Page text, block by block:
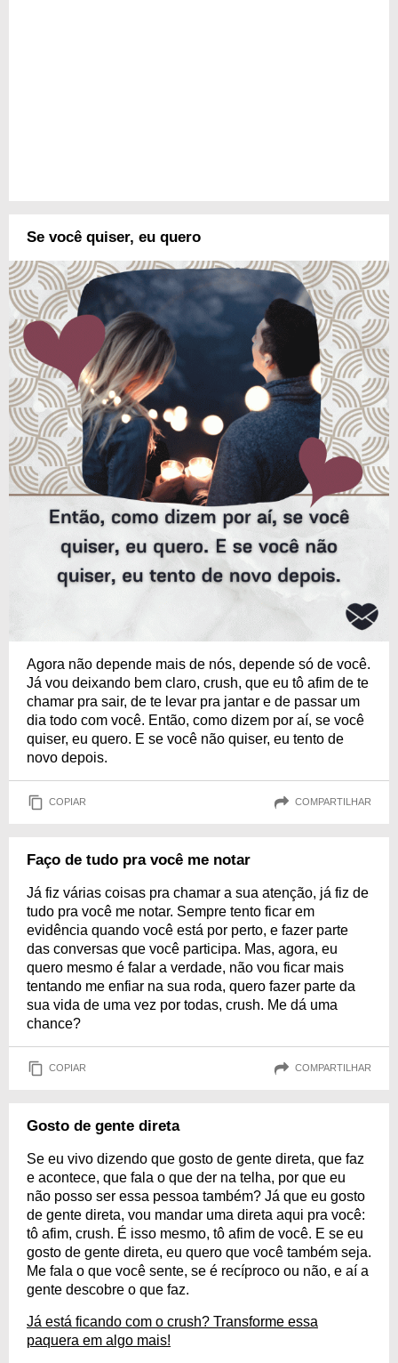
Se você quiser, eu quero
Agora não depende mais de nós, depende só de você.
Já vou deixando bem claro, crush, que eu tô afim de te
chamar pra sair, de te levar pra jantar e de passar um
dia todo com você. Então, como dizem por aí, se você
quiser, eu quero. E se você não quiser, eu tento de
novo depois.
COPIAR COMPARTILHAR
Faço de tudo pra você me notar
Já fiz várias coisas pra chamar a sua atenção, já fiz de
tudo pra você me notar. Sempre tento ficar em
evidência quando você está por perto, e fazer parte
das conversas que você participa. Mas, agora, eu
quero mesmo é falar a verdade, não vou ficar mais
tentando me enfiar na sua roda, quero fazer parte da
sua vida de uma vez por todas, crush. Me dá uma
chance?
COPIAR COMPARTILHAR
Gosto de gente direta
Se eu vivo dizendo que gosto de gente direta, que faz
e acontece, que fala o que der na telha, por que eu
não posso ser essa pessoa também? Já que eu gosto
de gente direta, vou mandar uma direta aqui pra você:
tô afim, crush. É isso mesmo, tô afim de você. E se eu
gosto de gente direta, eu quero que você também seja.
Me fala o que você sente, se é recíproco ou não, e aí a
gente descobre o que faz.
Já está ficando com o crush? Transforme essa
paquera em algo mais!